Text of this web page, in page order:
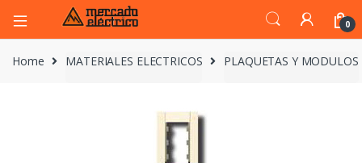
0
Home MATERIALES ELECTRICOS PLAQUETAS Y MODULOS